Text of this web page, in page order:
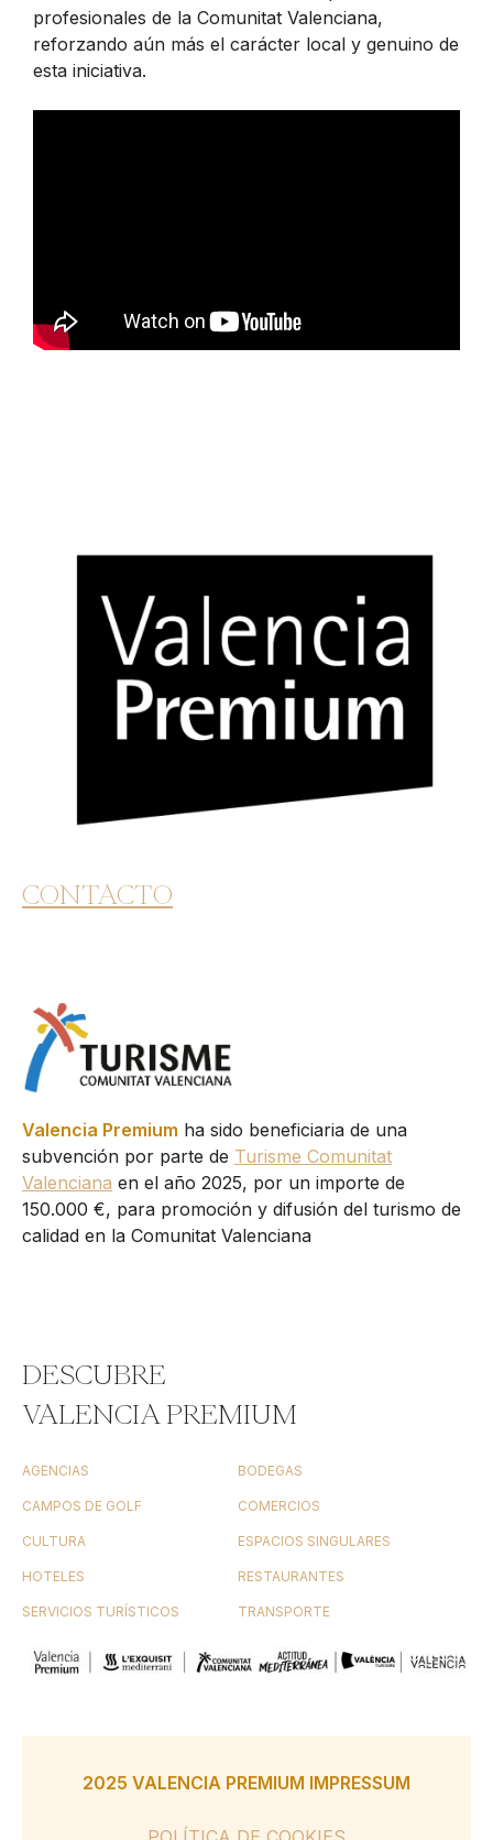
profesionales de la Comunitat Valenciana,
reforzando aún más el carácter local y genuino de
esta iniciativa.
CONTACTO
Valencia Premium ha sido beneficiaria de una
subvención por parte de Turisme Comunitat
Valenciana en el año 2025, por un importe de
150.000 €, para promoción y difusión del turismo de
calidad en la Comunitat Valenciana
DESCUBRE
VALENCIA PREMIUM
AGENCIAS BODEGAS
CAMPOS DE GOLF COMERCIOS
CULTURA ESPACIOS SINGULARES
HOTELES RESTAURANTES
SERVICIOS TURÍSTICOS TRANSPORTE
2025 VALENCIA PREMIUM IMPRESSUM